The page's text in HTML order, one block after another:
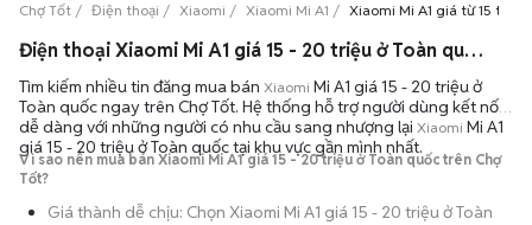
Chợ Tốt Điện thoại Xiaomi Xiaomi Mi A1 Xiaomi Mi A1 giá từ 15
Điện thoại Xiaomi Mi A1 giá 15 - 20 triệu ở Toàn quốc ngoại hình đẹp
Tìm kiếm nhiều tin đăng mua bán Xiaomi Mi A1 giá 15 - 20 triệu ở
Toàn quốc ngay trên Chợ Tốt. Hệ thống hỗ trợ người dùng kết nối
dễ dàng với những người có nhu cầu sang nhượng lại Xiaomi Mi A1
giá 15 - 20 triệu ở Toàn quốc tại khu vực gần mình nhất.
Vì sao nên mua bán Xiaomi Mi A1 giá 15 - 20 triệu ở Toàn quốc trên Chợ
Tốt?
Giá thành dễ chịu: Chọn Xiaomi Mi A1 giá 15 - 20 triệu ở Toàn